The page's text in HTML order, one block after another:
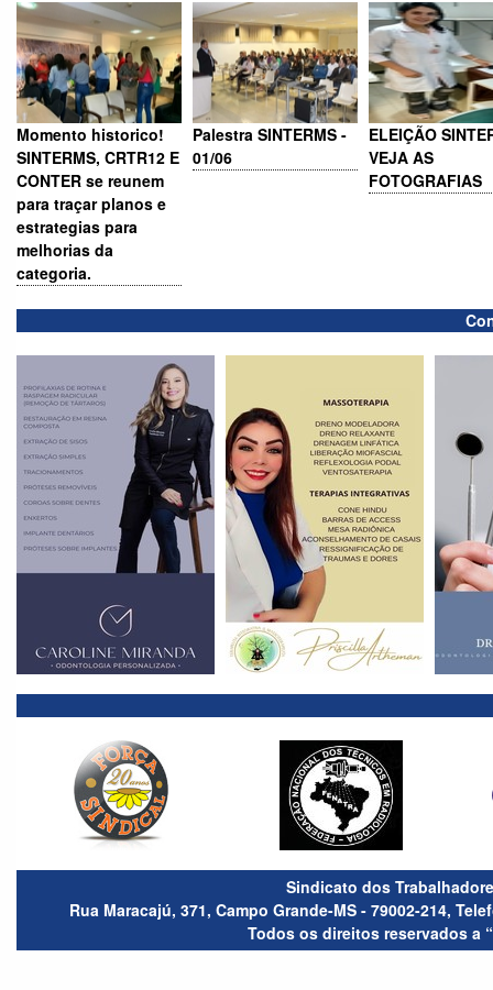
Momento historico!
SINTERMS, CRTR12 E
CONTER se reunem
para traçar planos e
estrategias para
melhorias da
categoria.
Palestra SINTERMS -
01/06
ELEIÇÃO
VEJA AS
FOTOGRAFIAS
Sindicato dos
Rua Maracajú, 371, Campo Grande-MS - 79002-214,
Todos os direitos reservados a